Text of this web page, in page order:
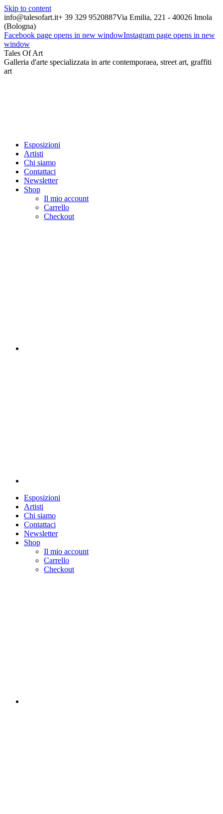
Skip to content
info@talesofart.it+ 39 329 9520887Via Emilia, 221 - 40026 Imola
(Bologna)
Facebook page opens in new windowInstagram page opens in new
window
Tales Of Art
Galleria d'arte specializzata in arte contemporaea, street art, graffiti
art
Esposizioni
Artisti
Chi siamo
Contattaci
Newsletter
Shop
Il mio account
Carrello
Checkout
Esposizioni
Artisti
Chi siamo
Contattaci
Newsletter
Shop
Il mio account
Carrello
Checkout